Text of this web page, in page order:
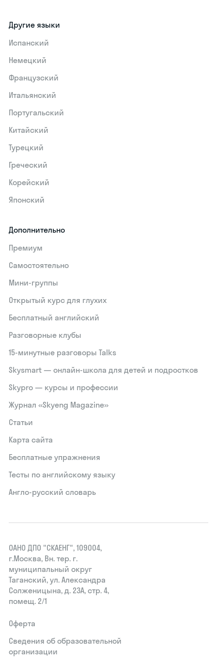
Другие языки
Испанский
Немецкий
Французский
Итальянский
Португальский
Китайский
Турецкий
Греческий
Корейский
Японский
Дополнительно
Премиум
Самостоятельно
Мини-группы
Открытый курс для глухих
Бесплатный английский
Разговорные клубы
15‑минутные разговоры Talks
Skysmart — онлайн-школа для детей и подростков
Skypro — курсы и профессии
Журнал «Skyeng Magazine»
Статьи
Карта сайта
Бесплатные упражнения
Тесты по английскому языку
Англо-русский словарь
ОАНО ДПО "СКАЕНГ", 109004,
г.Москва, Вн. тер. г.
муниципальный округ
Таганский, ул. Александра
Солженицына, д. 23А, стр. 4,
помещ. 2/1
Оферта
Сведения об образовательной
организации